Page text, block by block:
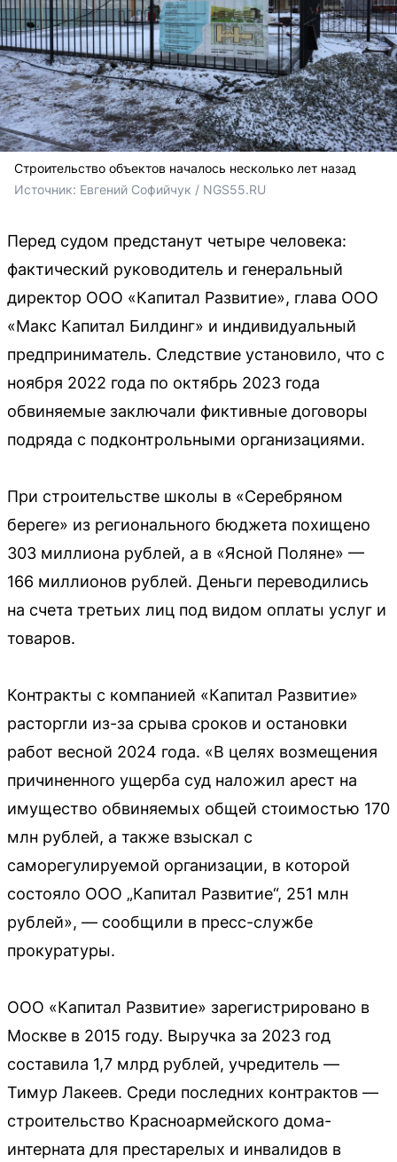
Строительство объектов началось несколько лет назад
Источник: Евгений Софийчук / NGS55.RU
Перед судом предстанут четыре человека:
фактический руководитель и генеральный
директор ООО «Капитал Развитие», глава ООО
«Макс Капитал Билдинг» и индивидуальный
предприниматель. Следствие установило, что с
ноября 2022 года по октябрь 2023 года
обвиняемые заключали фиктивные договоры
подряда с подконтрольными организациями.
При строительстве школы в «Серебряном
береге» из регионального бюджета похищено
303 миллиона рублей, а в «Ясной Поляне» —
166 миллионов рублей. Деньги переводились
на счета третьих лиц под видом оплаты услуг и
товаров.
Контракты с компанией «Капитал Развитие»
расторгли из-за срыва сроков и остановки
работ весной 2024 года. «В целях возмещения
причиненного ущерба суд наложил арест на
имущество обвиняемых общей стоимостью 170
млн рублей, а также взыскал с
саморегулируемой организации, в которой
состояло ООО „Капитал Развитие“, 251 млн
рублей», — сообщили в пресс-службе
прокуратуры.
ООО «Капитал Развитие» зарегистрировано в
Москве в 2015 году. Выручка за 2023 год
составила 1,7 млрд рублей, учредитель —
Тимур Лакеев. Среди последних контрактов —
строительство Красноармейского дома-
интерната для престарелых и инвалидов в